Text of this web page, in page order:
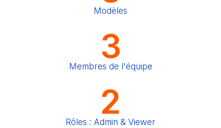
Modèles
3
Membres de l'équipe
2
Rôles : Admin & Viewer